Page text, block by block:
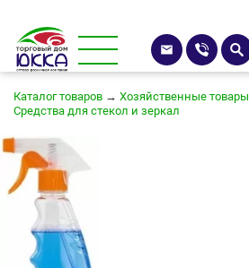
Каталог товаров → Хозяйственные товары
Средства для стекол и зеркал